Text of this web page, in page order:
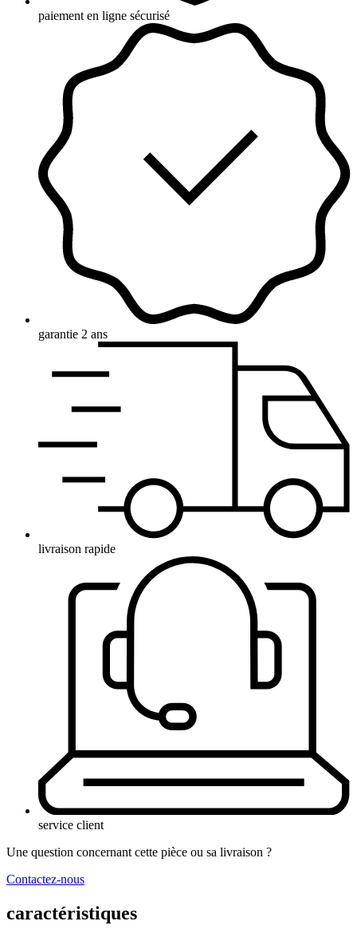
paiement en ligne sécurisé
garantie 2 ans
livraison rapide
service client
Une question concernant cette pièce ou sa livraison ?
Contactez-nous
caractéristiques